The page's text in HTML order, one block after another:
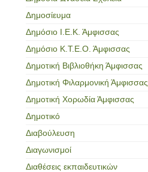
Δημοσίευμα
Δημόσιο Ι.Ε.Κ. Άμφισσας
Δημόσιο Κ.Τ.Ε.Ο. Άμφισσας
Δημοτική Βιβλιοθήκη Άμφισσας
Δημοτική Φιλαρμονική Άμφισσας
Δημοτική Χορωδία Άμφισσας
Δημοτικό
Διαβούλευση
Διαγωνισμοί
Διαθέσεις εκπαιδευτικών